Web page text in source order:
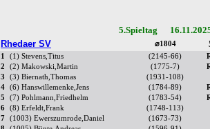
5.Spieltag
Rhedaer SV
⌀1804
1 (1) Stevens,Titus (2145-66)
2
(2) Makowski,Martin (1775-7)
3
(3) Biernath,Thomas
(1931-108)
4
(6) Hanswillemenke,Jens (1784-89)
5
(7) Pohlmann,Friedhelm (1783-54)
6
(8) Erfeldt,Frank
(1748-113)
7
(1003) Ewerszumrode,Daniel
(1673-73)